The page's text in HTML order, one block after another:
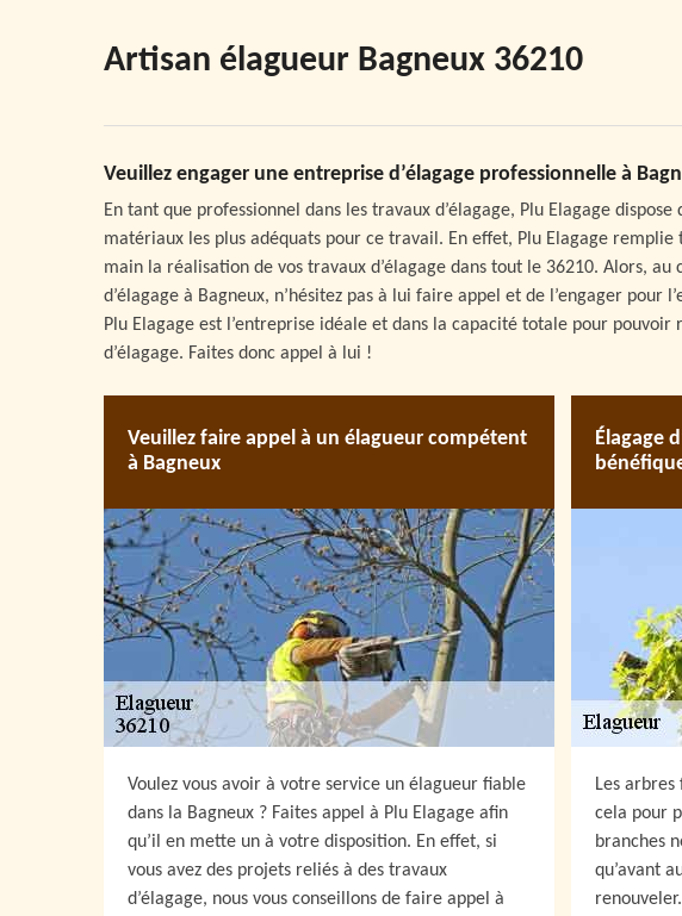
Artisan élagueur Bagneux 36210
Veuillez engager une entreprise d’élagage professionnelle à
En tant que professionnel dans les travaux d’élagage, Plu Elagage
matériaux les plus adéquats pour ce travail. En effet, Plu Elagage
main la réalisation de vos travaux d’élagage dans tout le 36210. Alors, au
d’élagage à Bagneux, n’hésitez pas à lui faire appel et de l’engager pour
Plu Elagage est l’entreprise idéale et dans la capacité totale pour
d’élagage. Faites donc appel à lui !
Veuillez faire appel à un élagueur compétent
à Bagneux
Voulez vous avoir à votre service un élagueur fiable
dans la Bagneux ? Faites appel à Plu Elagage afin
qu’il en mette un à votre disposition. En effet, si
vous avez des projets reliés à des travaux
d’élagage, nous vous conseillons de faire appel à
Élagage
Les
cela pour
branches
qu’avant